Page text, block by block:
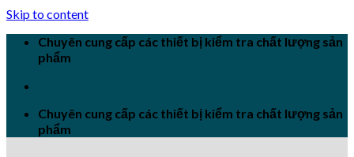
Skip to content
Chuyên cung cấp các thiết bị kiểm tra chất lượng sản
phẩm
Chuyên cung cấp các thiết bị kiểm tra chất lượng sản
phẩm